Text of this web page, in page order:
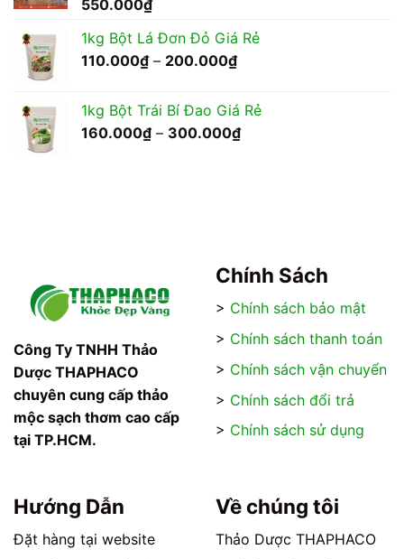
550.000₫
1kg Bột Lá Đơn Đỏ Giá Rẻ
110.000₫ – 200.000₫Khoảng
110.000₫
đến
1kg Bột Trái Bí Đao Giá Rẻ
160.000₫ – 300.000₫Khoảng
Công Ty TNHH Thảo
Dược THAPHACO
chuyên cung cấp thảo
mộc sạch thơm cao cấp
tại TP.HCM.
Chính Sách
> Chính sách bảo mật
> Chính sách thanh toán
> Chính sách vận chuyển
> Chính sách đổi trả
> Chính sách sử dụng
Hướng Dẫn
Đặt hàng tại website
Về chúng tôi
Thảo Dược THAPHACO